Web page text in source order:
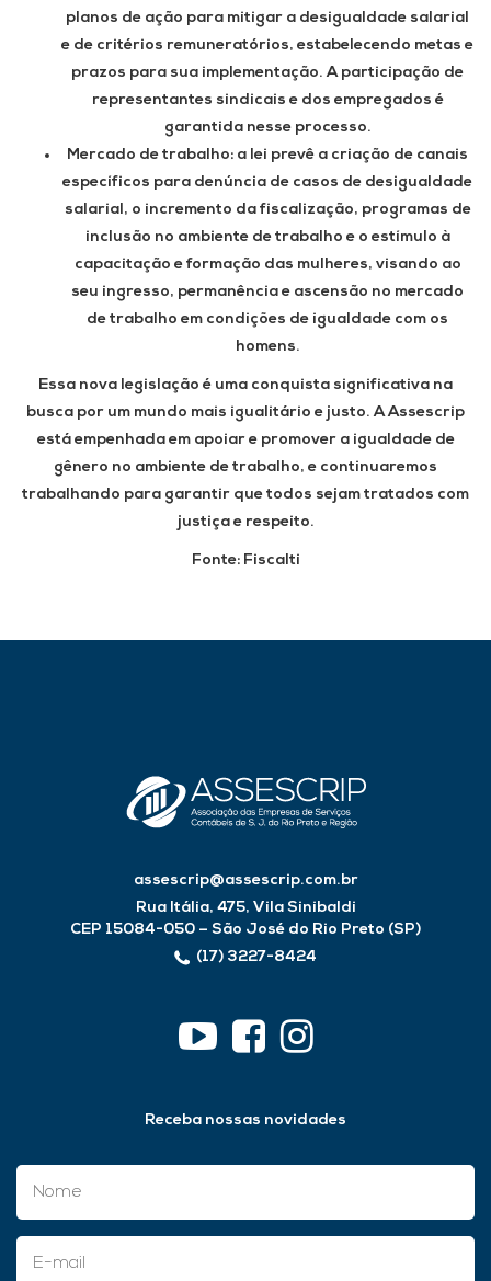
planos de ação para mitigar a desigualdade salarial
e de critérios remuneratórios, estabelecendo metas e
prazos para sua implementação. A participação de
representantes sindicais e dos empregados é
garantida nesse processo.
Mercado de trabalho: a lei prevê a criação de canais
específicos para denúncia de casos de desigualdade
salarial, o incremento da fiscalização, programas de
inclusão no ambiente de trabalho e o estímulo à
capacitação e formação das mulheres, visando ao
seu ingresso, permanência e ascensão no mercado
de trabalho em condições de igualdade com os
homens.
Essa nova legislação é uma conquista significativa na
busca por um mundo mais igualitário e justo. A Assescrip
está empenhada em apoiar e promover a igualdade de
gênero no ambiente de trabalho, e continuaremos
trabalhando para garantir que todos sejam tratados com
justiça e respeito.
Fonte: Fiscalti
assescrip@assescrip.com.br
Rua Itália, 475, Vila Sinibaldi
CEP 15084-050 – São José do Rio Preto (SP)
(17) 3227-8424
Receba nossas novidades